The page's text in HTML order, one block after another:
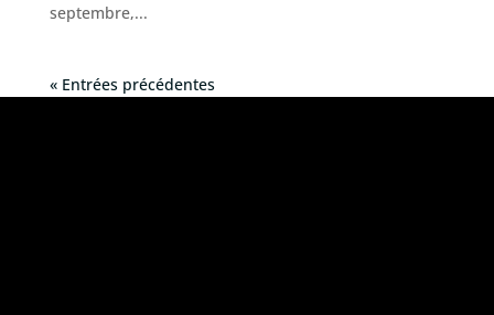
septembre,...
« Entrées précédentes